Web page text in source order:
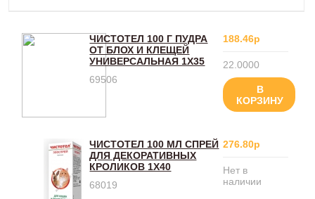
ЧИСТОТЕЛ 100 Г ПУДРА
ОТ БЛОХ И КЛЕЩЕЙ
УНИВЕРСАЛЬНАЯ 1Х35
69506
188.46р
22.0000
В
КОРЗИНУ
ЧИСТОТЕЛ 100 МЛ СПРЕЙ
ДЛЯ ДЕКОРАТИВНЫХ
КРОЛИКОВ 1Х40
68019
276.80р
Нет в
наличии